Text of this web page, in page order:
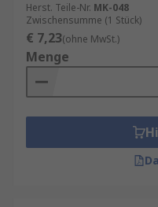
Herst. Teile-Nr. MK-048
Zwischensumme (1 Stück)
€ 7,23(ohne MwSt.)
Menge